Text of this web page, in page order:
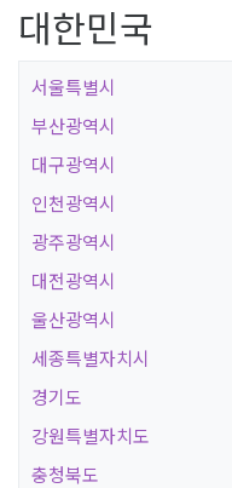
대한민국
서울특별시
부산광역시
대구광역시
인천광역시
광주광역시
대전광역시
울산광역시
세종특별자치시
경기도
강원특별자치도
충청북도